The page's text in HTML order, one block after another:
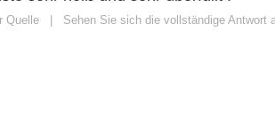
Quelle Sehen Sie sich die vollständige Antwort